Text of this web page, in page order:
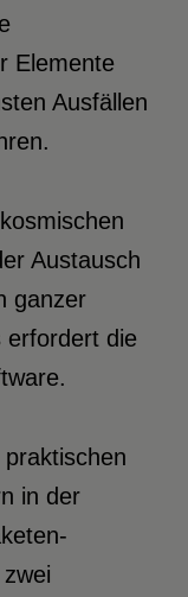
Elemente
Ausfällen
Austausch
ganzer
erfordert die
in der